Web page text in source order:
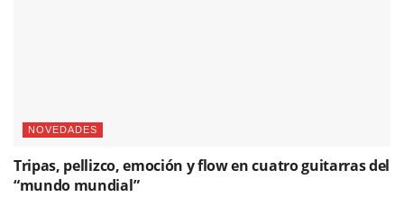
NOVEDADES
Tripas, pellizco, emoción y flow en cuatro guitarras del
“mundo mundial”